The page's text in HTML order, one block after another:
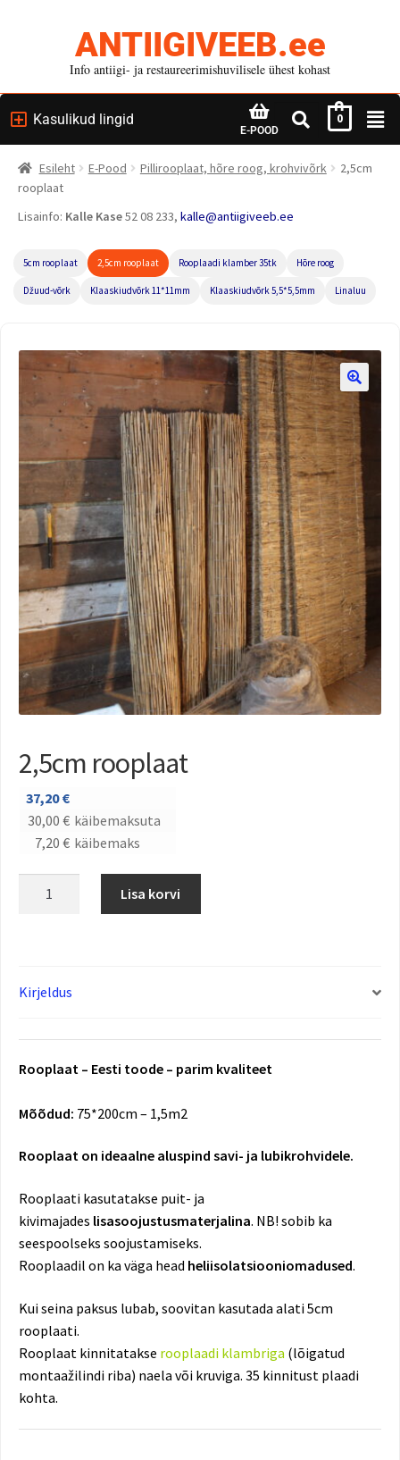
ANTIIGIVEEB.ee
Info antiigi- ja restaureerimishuvilisele ühest kohast
Kasulikud lingid
E-POOD
0
Esileht E-Pood Pillirooplaat, hõre roog, krohvivõrk
2,5cm
rooplaat
Lisainfo: Kalle Kase52 08 233, kalle@antiigiveeb.ee
5cm rooplaat 2,5cm rooplaat Rooplaadi klamber 35tk Hõre roog
Džuud-võrk Klaaskiudvõrk 11*11mm Klaaskiudvõrk 5,5*5,5mm Linaluu
2,5cm rooplaat
37,20€
30,00 € käibemaksuta
7,20 € käibemaks
Lisa korvi
Kirjeldus
Rooplaat – Eesti toode – parim kvaliteet
Mõõdud: 75*200cm – 1,5m2
Rooplaat on ideaalne aluspind savi- ja lubikrohvidele.
Rooplaati kasutatakse puit- ja
kivimajades lisasoojustusmaterjalina. NB! sobib ka
seespoolseks soojustamiseks.
Rooplaadil on ka väga head heliisolatsiooniomadused.
Kui seina paksus lubab, soovitan kasutada alati 5cm
rooplaati.
Rooplaat kinnitatakse rooplaadi klambriga (lõigatud
montaažilindi riba) naela või kruviga. 35 kinnitust plaadi
kohta.